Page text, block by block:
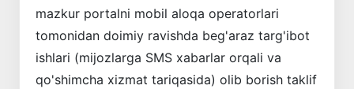
mazkur portalni mobil aloqa operatorlari
tomonidan doimiy ravishda beg'araz targ'ibot
ishlari (mijozlarga SMS xabarlar orqali va
qo'shimcha xizmat tariqasida) olib borish taklif